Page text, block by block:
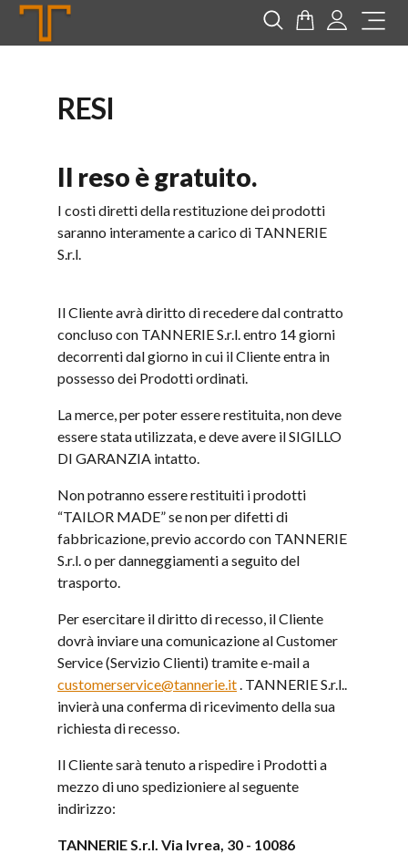
Tannerie Cerca CarrelloLogin
RESI
Il reso è gratuito.
I costi diretti della restituzione dei prodotti
saranno interamente a carico di TANNERIE
S.r.l.
Il Cliente avrà diritto di recedere dal contratto
concluso con TANNERIE S.r.l. entro 14 giorni
decorrenti dal giorno in cui il Cliente entra in
possesso dei Prodotti ordinati.
La merce, per poter essere restituita, non deve
essere stata utilizzata, e deve avere il SIGILLO
DI GARANZIA intatto.
Non potranno essere restituiti i prodotti
“TAILOR MADE” se non per difetti di
fabbricazione, previo accordo con TANNERIE
S.r.l. o per danneggiamenti a seguito del
trasporto.
Per esercitare il diritto di recesso, il Cliente
dovrà inviare una comunicazione al Customer
Service (Servizio Clienti) tramite e-mail a
customerservice@tannerie.it. TANNERIE S.r.l..
invierà una conferma di ricevimento della sua
richiesta di recesso.
Il Cliente sarà tenuto a rispedire i Prodotti a
mezzo di uno spedizioniere al seguente
indirizzo:
TANNERIE S.r.l. Via Ivrea, 30 - 10086